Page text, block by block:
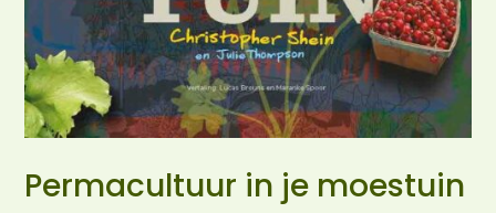
Permacultuur in je moestuin